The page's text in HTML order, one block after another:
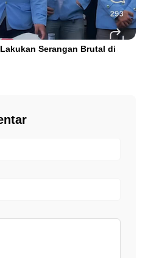
Serangan Brutal di